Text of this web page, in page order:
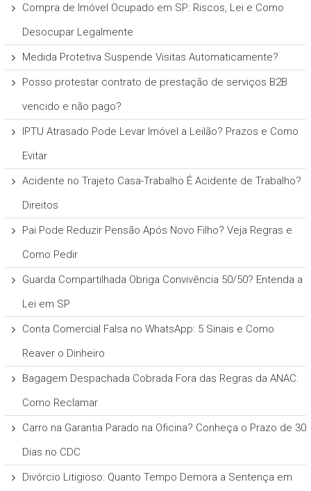
Compra de Imóvel Ocupado em SP: Riscos, Lei e Como
Desocupar Legalmente
Medida Protetiva Suspende Visitas Automaticamente?
Posso protestar contrato de prestação de serviços B2B
vencido e não pago?
IPTU Atrasado Pode Levar Imóvel a Leilão? Prazos e Como
Evitar
Acidente no Trajeto Casa-Trabalho É Acidente de Trabalho?
Direitos
Pai Pode Reduzir Pensão Após Novo Filho? Veja Regras e
Como Pedir
Guarda Compartilhada Obriga Convivência 50/50? Entenda a
Lei em SP
Conta Comercial Falsa no WhatsApp: 5 Sinais e Como
Reaver o Dinheiro
Bagagem Despachada Cobrada Fora das Regras da ANAC:
Como Reclamar
Carro na Garantia Parado na Oficina? Conheça o Prazo de 30
Dias no CDC
Divórcio Litigioso: Quanto Tempo Demora a Sentença em